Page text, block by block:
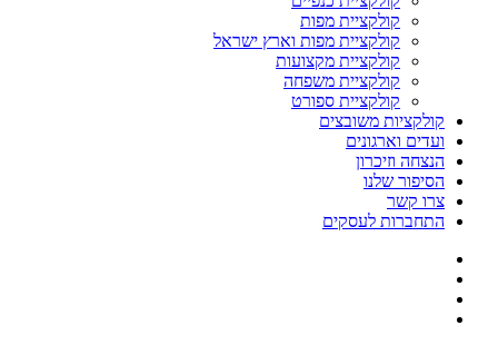
קולקציית מפות
קולקציית מפות וארץ ישראל
קולקציית מקצועות
קולקציית משפחה
קולקציית ספורט
קולקציות משובצים
ועדים וארגונים
הנצחה וזיכרון
הסיפור שלנו
צרו קשר
התחברות לעסקים